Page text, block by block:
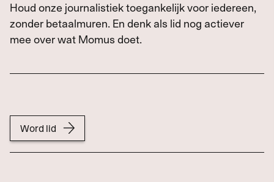
Houd onze journalistiek toegankelijk voor iedereen,
zonder betaalmuren. En denk als lid nog actiever
mee over wat Momus doet.
Word lid